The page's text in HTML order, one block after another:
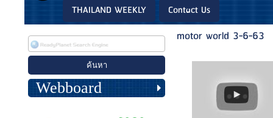
THAILAND WEEKLY
Contact Us
Webboard
motor world 3-6-63